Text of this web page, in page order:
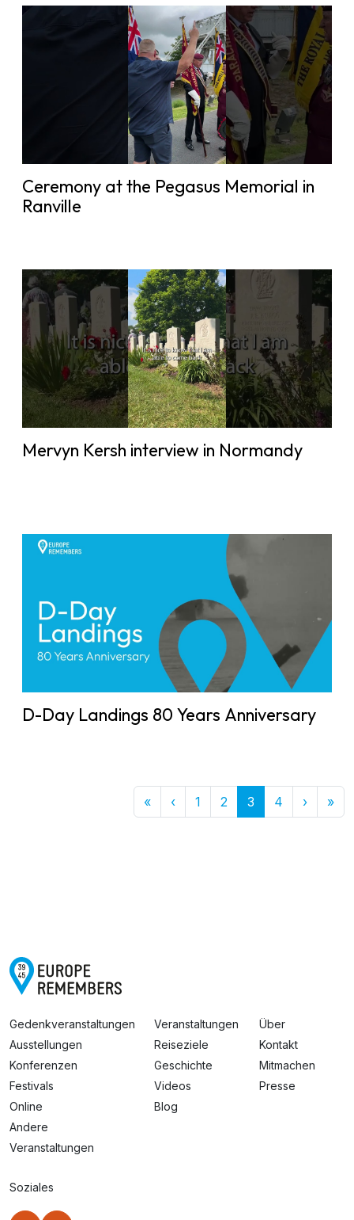
Ceremony at the Pegasus Memorial in
Ranville
Mervyn Kersh interview in Normandy
D-Day Landings 80 Years Anniversary
«First
‹Previous
1 2 3 4 › Next
»
Gedenkveranstaltungen
Ausstellungen
Konferenzen
Festivals
Online
Andere
Veranstaltungen
Veranstaltungen
Reiseziele
Geschichte
Videos
Blog
Über
Kontakt
Mitmachen
Presse
Soziales